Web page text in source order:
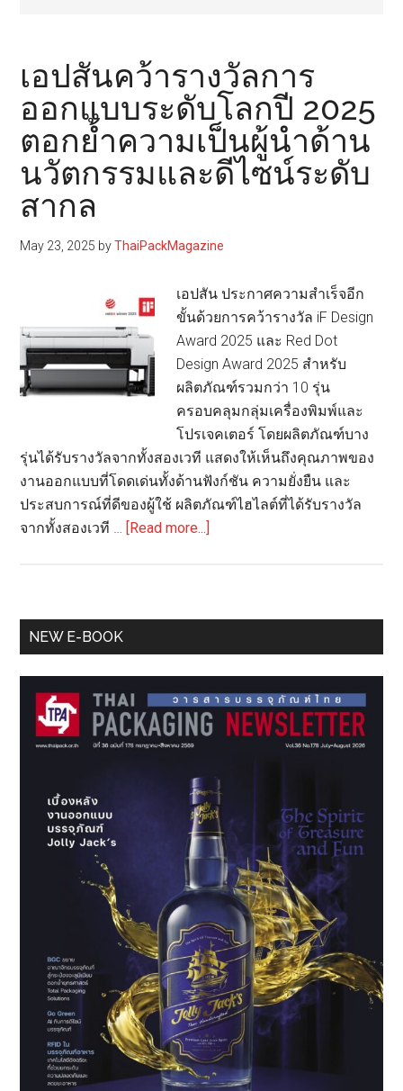
เอปสันคว้ารางวัลการ
ออกแบบระดับโลกปี 2025
ตอกย้ำความเป็นผู้นำด้าน
นวัตกรรมและดีไซน์ระดับ
สากล
May 23, 2025 byThaiPackMagazine
เอปสัน ประกาศความสำเร็จอีก
ขั้นด้วยการคว้ารางวัล iF Design
Award 2025 และ Red Dot
Design Award 2025 สำหรับ
ผลิตภัณฑ์รวมกว่า 10 รุ่น
ครอบคลุมกลุ่มเครื่องพิมพ์และ
โปรเจคเตอร์ โดยผลิตภัณฑ์บาง
รุ่นได้รับรางวัลจากทั้งสองเวที แสดงให้เห็นถึงคุณภาพของ
งานออกแบบที่โดดเด่นทั้งด้านฟังก์ชัน ความยั่งยืน และ
ประสบการณ์ที่ดีของผู้ใช้ ผลิตภัณฑ์ไฮไลต์ที่ได้รับรางวัล
จากทั้งสองเวที …
[Read more...]
การ
โลก
ปี
2025
ความ
เป็น
ผู้นำ
ด้าน
นวัตกรรม
และ
ดีไซน์
ระดับ
สากล
Primary
NEW E-BOOK